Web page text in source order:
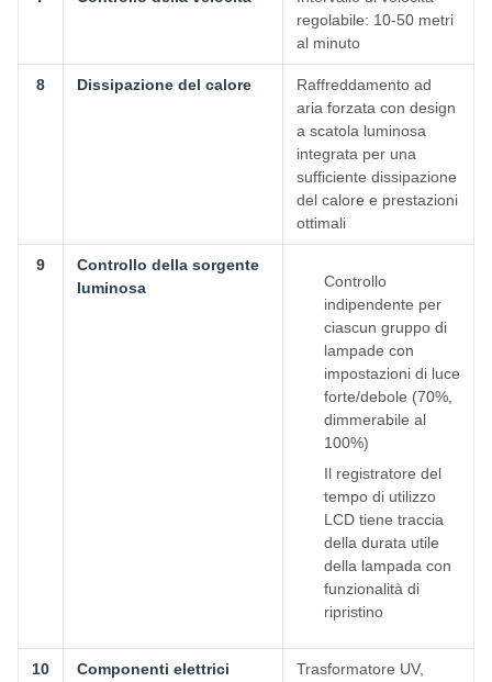
regolabile: 10-50 metri
al minuto
8 Dissipazione del calore
Raffreddamento ad
aria forzata con design
a scatola luminosa
integrata per una
sufficiente dissipazione
del calore e prestazioni
ottimali
9
Controllo della sorgente
luminosa
Controllo
indipendente per
ciascun gruppo di
lampade con
impostazioni di luce
forte/debole (70%,
dimmerabile al
100%)
Il registratore del
tempo di utilizzo
LCD tiene traccia
della durata utile
della lampada con
funzionalità di
ripristino
10 Componenti elettrici
Trasformatore UV,